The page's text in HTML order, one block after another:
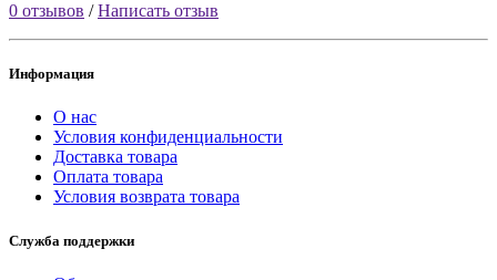
0 отзывов /Написать отзыв
Информация
О нас
Условия конфиденциальности
Доставка товара
Оплата товара
Условия возврата товара
Служба поддержки